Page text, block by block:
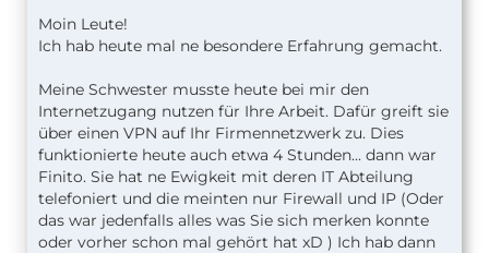
Moin Leute!
Ich hab heute mal ne besondere Erfahrung gemacht.
Meine Schwester musste heute bei mir den
Internetzugang nutzen für Ihre Arbeit. Dafür greift sie
über einen VPN auf Ihr Firmennetzwerk zu. Dies
funktionierte heute auch etwa 4 Stunden... dann war
Finito. Sie hat ne Ewigkeit mit deren IT Abteilung
telefoniert und die meinten nur Firewall und IP (Oder
das war jedenfalls alles was Sie sich merken konnte
oder vorher schon mal gehört hat xD ) Ich hab dann